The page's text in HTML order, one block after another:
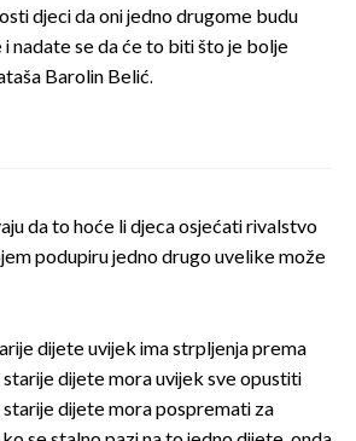
djeci da oni jedno drugome budu
nadate se da će to biti što je bolje
Barolin Belić.
da to hoće li djeca osjećati rivalstvo
podupiru jedno drugo uvelike može
dijete uvijek ima strpljenja prema
dijete mora uvijek sve opustiti
dijete mora pospremati za